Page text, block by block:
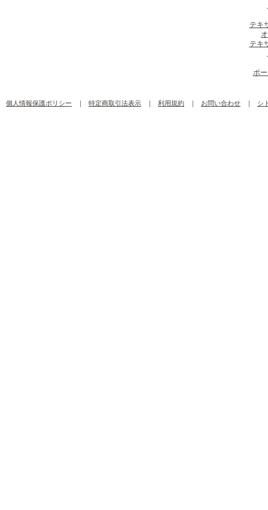
テキ
テキ
ポ
個人情報保護ポリシー ｜ 特定商取引法表示 ｜ 利用規約 ｜ お問い合わせ ｜ シ